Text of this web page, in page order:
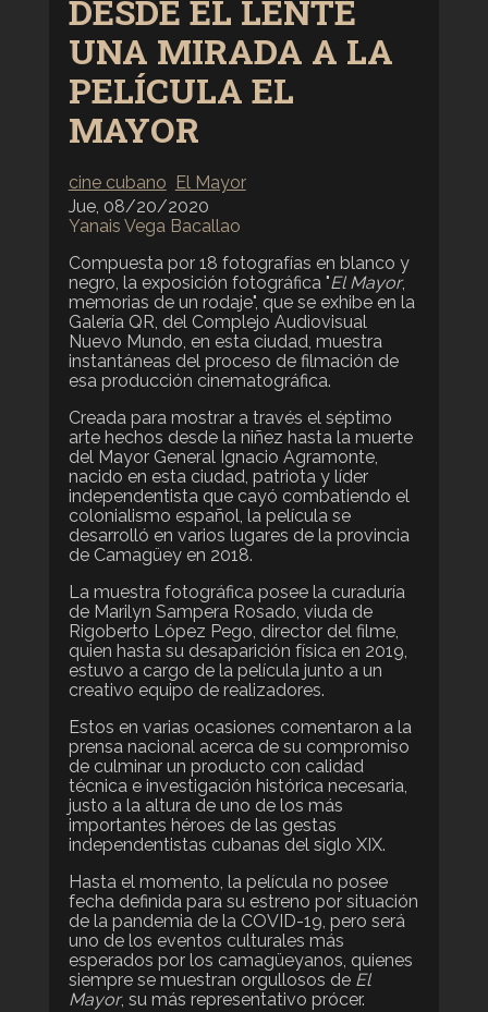
DESDE EL LENTE
UNA MIRADA A LA
PELÍCULA EL
MAYOR
cine cubano El Mayor
Jue, 08/20/2020
Yanais Vega Bacallao
Compuesta por 18 fotografías en blanco y
negro, la exposición fotográfica "El Mayor,
memorias de un rodaje", que se exhibe en la
Galería QR, del Complejo Audiovisual
Nuevo Mundo, en esta ciudad, muestra
instantáneas del proceso de filmación de
esa producción cinematográfica.
Creada para mostrar a través el séptimo
arte hechos desde la niñez hasta la muerte
del Mayor General Ignacio Agramonte,
nacido en esta ciudad, patriota y líder
independentista que cayó combatiendo el
colonialismo español, la película se
desarrolló en varios lugares de la provincia
de Camagüey en 2018.
La muestra fotográfica posee la curaduría
de Marilyn Sampera Rosado, viuda de
Rigoberto López Pego, director del filme,
quien hasta su desaparición física en 2019,
estuvo a cargo de la película junto a un
creativo equipo de realizadores.
Estos en varias ocasiones comentaron a la
prensa nacional acerca de su compromiso
de culminar un producto con calidad
técnica e investigación histórica necesaria,
justo a la altura de uno de los más
importantes héroes de las gestas
independentistas cubanas del siglo XIX.
Hasta el momento, la película no posee
fecha definida para su estreno por situación
de la pandemia de la COVID-19, pero será
uno de los eventos culturales más
esperados por los camagüeyanos, quienes
siempre se muestran orgullosos de El
Mayor, su más representativo prócer.